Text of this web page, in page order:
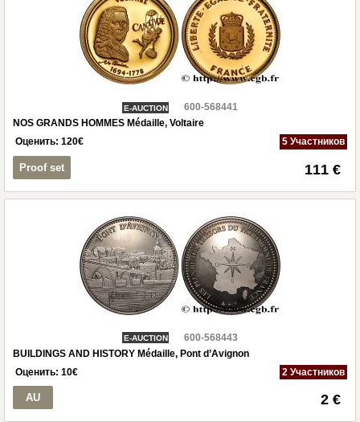
E-AUCTION
600-568441
NOS GRANDS HOMMES Médaille, Voltaire
Оценить: 120€ 5 Участников
Proof set 111 €
E-AUCTION
600-568443
BUILDINGS AND HISTORY Médaille, Pont d’Avignon
Оценить: 10€ 2 Участников
AU 2 €